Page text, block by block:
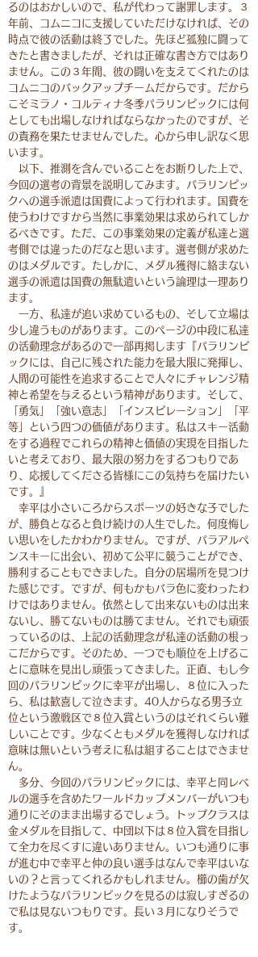
るのはおかしいので、私が代わって謝罪します。３
年前、コムニコに支援していただけなければ、その
時点で彼の活動は終了でした。先ほど孤独に闘って
きたと書きましたが、それは正確な書き方ではあり
ません。この３年間、彼の闘いを支えてくれたのは
コムニコのバックアップチームだからです。だから
こそミラノ・コルティナ冬季パラリンピックには何
としても出場しなければならなかったのですが、そ
の責務を果たせませんでした。心から申し訳なく思
います。
以下、推測を含んでいることをお断りした上で、
今回の選考の背景を説明してみます。パラリンピッ
クへの選手派遣は国費によって行われます。国費を
使うわけですから当然に事業効果は求められてしか
るべきです。ただ、この事業効果の定義が私達と選
考側では違ったのだなと思います。選考側が求めた
のはメダルです。たしかに、メダル獲得に絡まない
選手の派遣は国費の無駄遣いという論理は一理あり
ます。
一方、私達が追い求めているもの、そして立場は
少し違うものがあります。このページの中段に私達
の活動理念があるので一部再掲します『パラリンピ
ックには、自己に残された能力を最大限に発揮し、
人間の可能性を追求することで人々にチャレンジ精
神と希望を与えるという精神があります。そして、
「勇気」「強い意志」「インスピレーション」「平
等」という四つの価値があります。私はスキー活動
をする過程でこれらの精神と価値の実現を目指した
いと考えており、最大限の努力をするつもりであ
り、応援してくださる皆様にこの気持ちを届けたい
です。』
幸平は小さいころからスポーツの好きな子でした
が、勝負となると負け続けの人生でした。何度悔し
い思いをしたかわかりません。ですが、パラアルペ
ンスキーに出会い、初めて公平に競うことができ、
勝利することもできました。自分の居場所を見つけ
た感じです。ですが、何もかもバラ色に変わったわ
けではありません。依然として出来ないものは出来
ないし、勝てないものは勝てません。それでも頑張
っているのは、上記の活動理念が私達の活動の根っ
こだからです。そのため、一つでも順位を上げるこ
とに意味を見出し頑張ってきました。正直、もし今
回のパラリンピックに幸平が出場し、８位に入った
ら、私は歓喜して泣きます。40人からなる男子立
位という激戦区で８位入賞というのはそれくらい難
しいことです。少なくともメダルを獲得しなければ
意味は無いという考えに私は組することはできませ
ん。
多分、今回のパラリンピックには、幸平と同レベ
ルの選手を含めたワールドカップメンバーがいつも
通りにそのまま出場するでしょう。トップクラスは
金メダルを目指して、中団以下は８位入賞を目指し
て全力を尽くすに違いありません。いつも通りに事
が進む中で幸平と仲の良い選手はなんで幸平はいな
いの？と言ってくれるかもしれません。櫛の歯が欠
けたようなパラリンピックを見るのは寂しすぎるの
で私は見ないつもりです。長い３月になりそうで
す。